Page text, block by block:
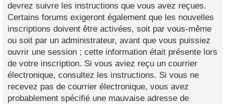
devrez suivre les instructions que vous avez reçues.
Certains forums exigeront également que les nouvelles
inscriptions doivent être activées, soit par vous-même
ou soit par un administrateur, avant que vous puissiez
ouvrir une session ; cette information était présente lors
de votre inscription. Si vous aviez reçu un courrier
électronique, consultez les instructions. Si vous ne
recevez pas de courrier électronique, vous avez
probablement spécifié une mauvaise adresse de